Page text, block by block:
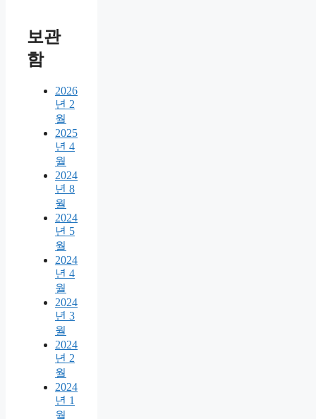
보관
함
2026
년 2
월
2025
년 4
월
2024
년 8
월
2024
년 5
월
2024
년 4
월
2024
년 3
월
2024
년 2
월
2024
년 1
월